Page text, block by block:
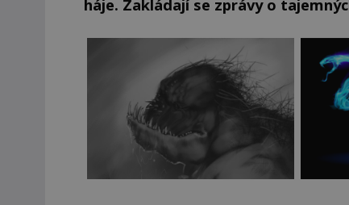
háje. Zakládají se zprávy o